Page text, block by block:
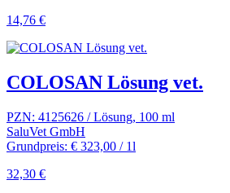
14,76 €
COLOSAN Lösung vet.
PZN: 4125626 / Lösung, 100 ml
SaluVet GmbH
Grundpreis: € 323,00 / 1l
32,30 €